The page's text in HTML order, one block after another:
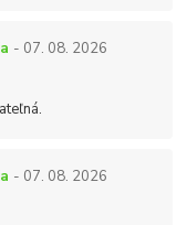
- 07. 08. 2026
- 07. 08. 2026